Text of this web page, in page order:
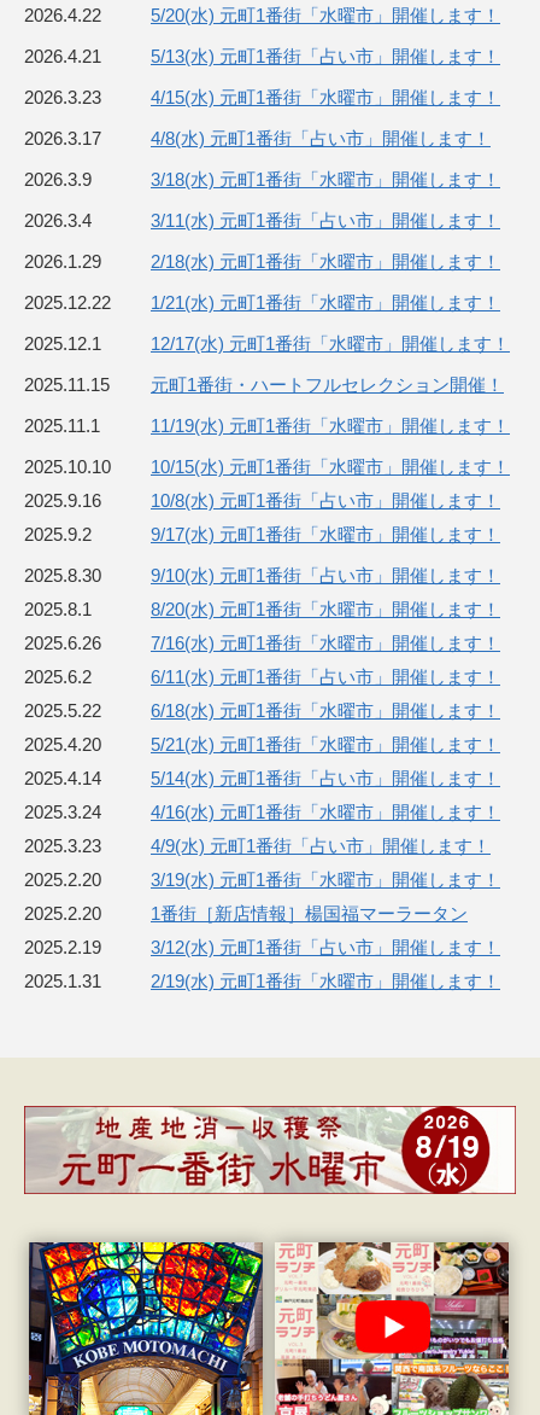
2026.4.22
5/20(水) 元町1番街「水曜市」開催します！
2026.4.21
5/13(水) 元町1番街「占い市」開催します！
2026.3.23
4/15(水) 元町1番街「水曜市」開催します！
2026.3.17
4/8(水) 元町1番街「占い市」開催します！
2026.3.9
3/18(水) 元町1番街「水曜市」開催します！
2026.3.4
3/11(水) 元町1番街「占い市」開催します！
2026.1.29
2/18(水) 元町1番街「水曜市」開催します！
2025.12.22
1/21(水) 元町1番街「水曜市」開催します！
2025.12.1
12/17(水) 元町1番街「水曜市」開催します！
2025.11.15
元町1番街・ハートフルセレクション開催！
2025.11.1
11/19(水) 元町1番街「水曜市」開催します！
2025.10.10
10/15(水) 元町1番街「水曜市」開催します！
2025.9.16
10/8(水) 元町1番街「占い市」開催します！
2025.9.2
9/17(水) 元町1番街「水曜市」開催します！
2025.8.30
9/10(水) 元町1番街「占い市」開催します！
2025.8.1
8/20(水) 元町1番街「水曜市」開催します！
2025.6.26
7/16(水) 元町1番街「水曜市」開催します！
2025.6.2
6/11(水) 元町1番街「占い市」開催します！
2025.5.22
6/18(水) 元町1番街「水曜市」開催します！
2025.4.20
5/21(水) 元町1番街「水曜市」開催します！
2025.4.14
5/14(水) 元町1番街「占い市」開催します！
2025.3.24
4/16(水) 元町1番街「水曜市」開催します！
2025.3.23
4/9(水) 元町1番街「占い市」開催します！
2025.2.20
3/19(水) 元町1番街「水曜市」開催します！
2025.2.20
1番街［新店情報］楊国福マーラータン
2025.2.19
3/12(水) 元町1番街「占い市」開催します！
2025.1.31
2/19(水) 元町1番街「水曜市」開催します！